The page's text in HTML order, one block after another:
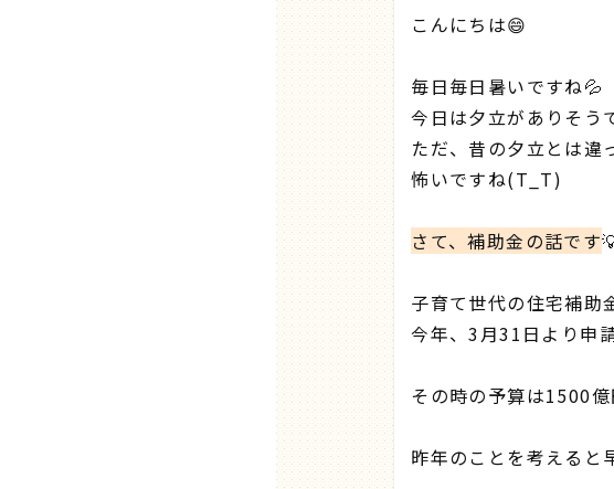
こんにちは😄
毎日毎日暑いですね💦
今日は夕立がありそう
ただ、昔の夕立とは違
怖いですね(T_T)
さて、補助金の話です
子育て世代の住宅補助
今年、3月31日より申
その時の予算は1500億
昨年のことを考えると